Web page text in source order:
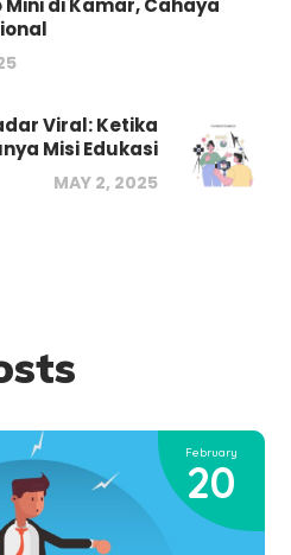
Mini di Kamar, Cahaya
Viral: Ketika
Misi Edukasi
MAY 2, 2025
February
20